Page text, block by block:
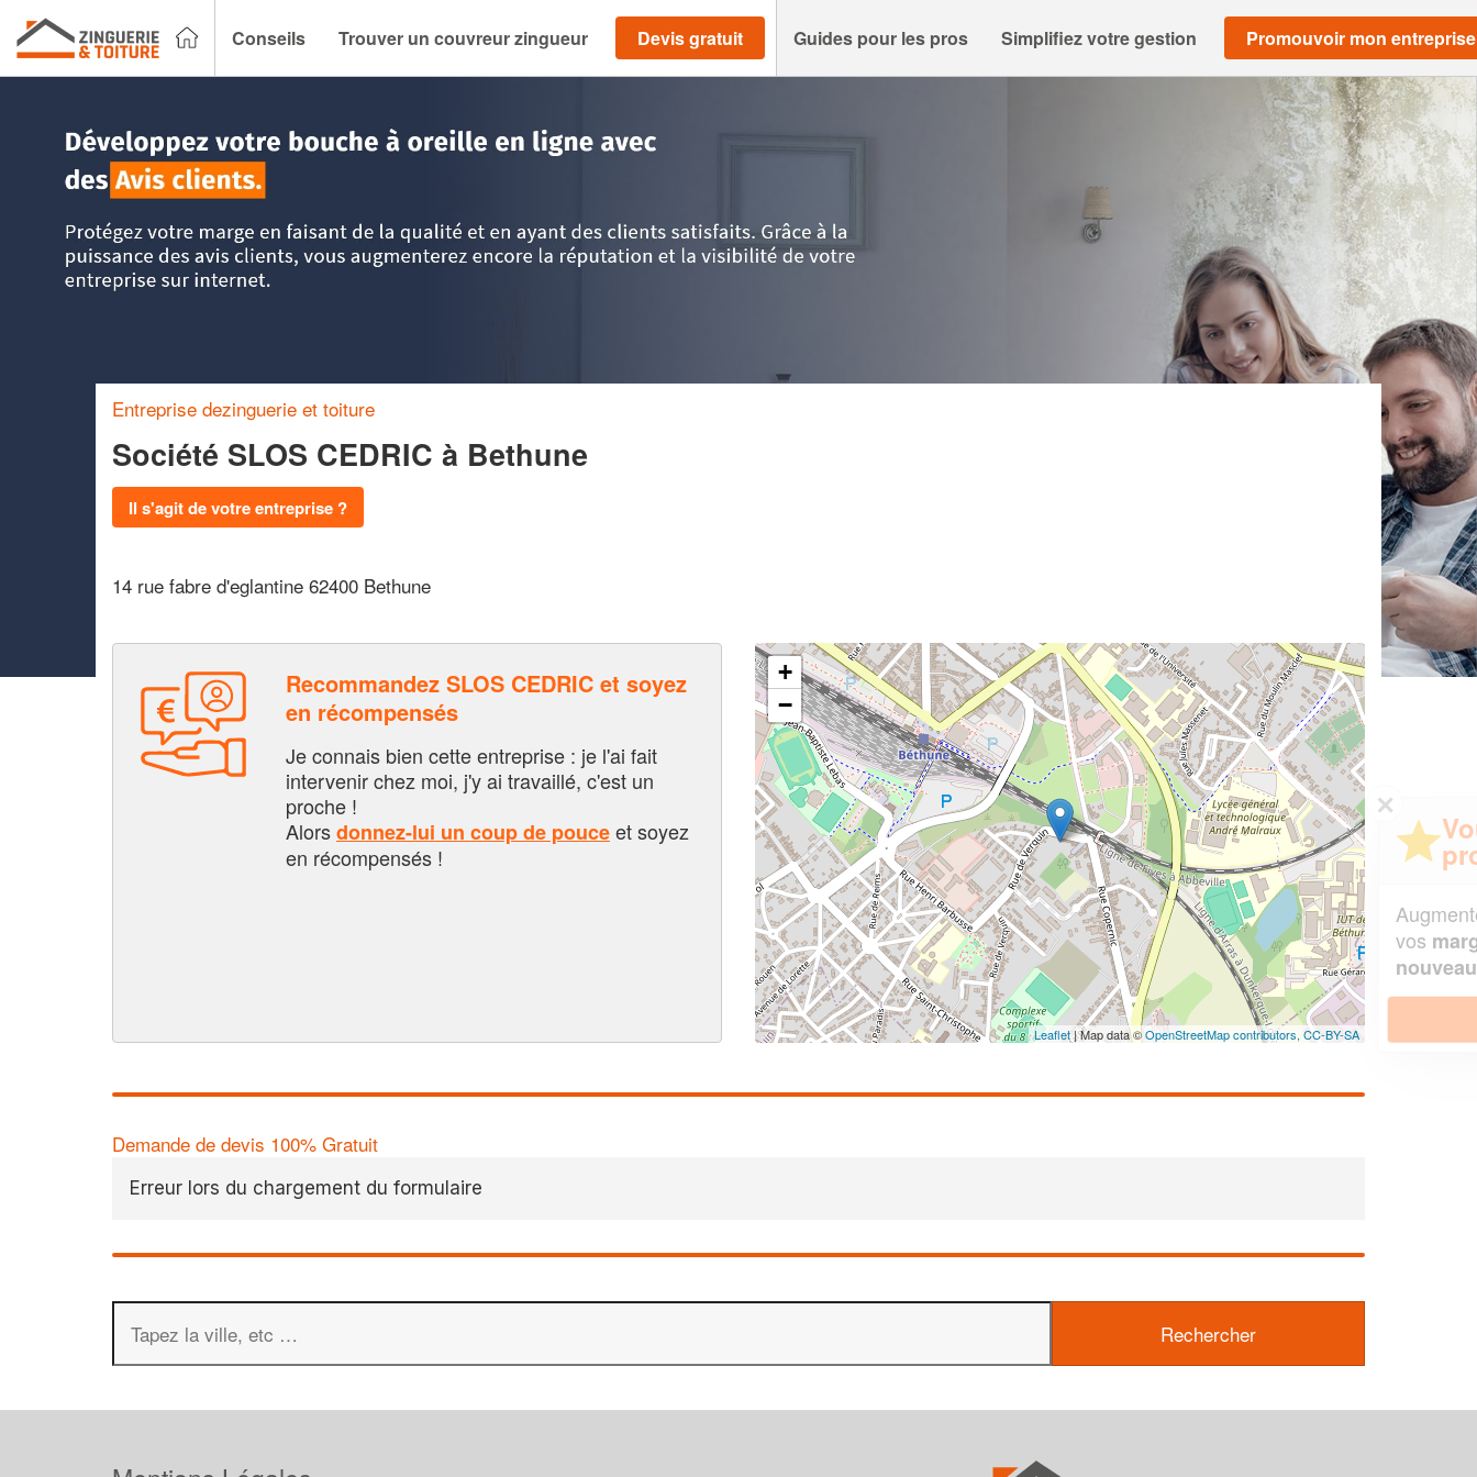
Conseils Trouver un couvreur zingueur Devis gratuit Guides pour les pros Simplifiez votre gestion Promouvoir mon entreprise
Entreprise dezinguerie et toiture
Société SLOS CEDRIC à Bethune
Il s'agit de votre entreprise ?
14 rue fabre d'eglantine 62400 Bethune
Recommandez SLOS CEDRIC et soyez
en récompensés
Je connais bien cette entreprise : je l'ai fait
intervenir chez moi, j'y ai travaillé, c'est un
proche !
Alorsdonnez-lui un coup de pouceet soyez
en récompensés !
+
−
Leaflet| Map data ©OpenStreetMap contributors, CC-BY-SA
Demande de devis 100% Gratuit
Erreur lors du chargement du formulaire
✕
Vous êtes un
professionnel ?
Augmentez votre chiffre d'affaireset
vosmargestout en gagnant de
nouveaux clients !
En savoir plus